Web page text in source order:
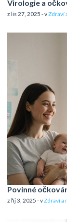
Virologie a
z lis 27, 2025 - vZdraví
Povinné
z říj 3, 2025 - vZdraví a